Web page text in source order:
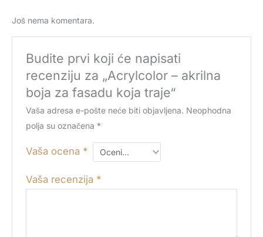
Još nema komentara.
Budite prvi koji će napisati
recenziju za „Acrylcolor – akrilna
boja za fasadu koja traje“
Vaša adresa e-pošte neće biti objavljena. Neophodna
polja su označena *
Vaša ocena *
Vaša recenzija *